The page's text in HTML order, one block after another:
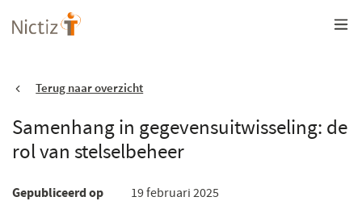
Overslaan
en
gaanTerug naar overzicht
Samenhang in gegevensuitwisseling: de
rol van stelselbeheer
Gepubliceerd op 19 februari 2025